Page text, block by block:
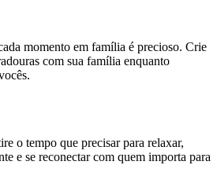
momento em família é precioso. Crie
com sua família enquanto
o tempo que precisar para relaxar,
e se reconectar com quem importa para